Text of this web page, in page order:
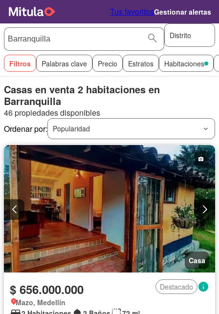
Tus favoritosGestionar alertas
Distrito
Filtros Palabras clave Precio Estratos Habitaciones
Casas en venta 2 habitaciones en
Barranquilla
46 propiedades disponibles
Ordenar por:
Popularidad
Casa
$ 656.000.000
Destacado
Mazo, Medellín